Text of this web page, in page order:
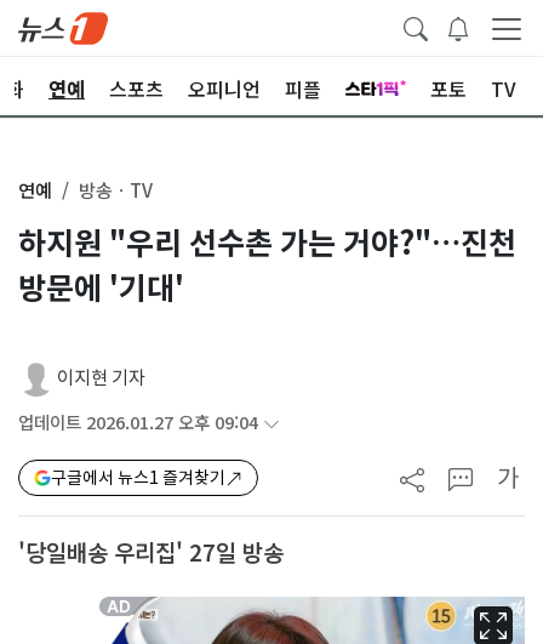
화 연예 스포츠 오피니언 피플 포토 TV
연예 방송ㆍTV
하지원 "우리 선수촌 가는 거야?"…진천
방문에 '기대'
이지현 기자
업데이트 2026.01.27 오후 09:04
구글에서 뉴스1 즐겨찾기 가
'당일배송 우리집' 27일 방송